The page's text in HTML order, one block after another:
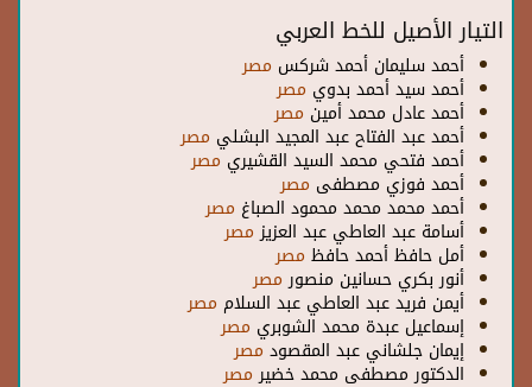
التيار الأصيل للخط العربي
أحمد سليمان أحمد شركس مصر
أحمد سيد أحمد بدوي مصر
أحمد عادل محمد أمين مصر
أحمد عبد الفتاح عبد المجيد البشلي مصر
أحمد فتحي محمد السيد القشيري مصر
أحمد فوزي مصطفى مصر
أحمد محمد محمد محمود الصباغ مصر
أسامة عبد العاطي عبد العزيز مصر
أمل حافظ أحمد حافظ مصر
أنور بكري حسانين منصور مصر
أيمن فريد عبد العاطي عبد السلام مصر
إسماعيل عبدة محمد الشوبري مصر
إيمان جلشاني عبد المقصود مصر
الدكتور مصطفى محمد خضيرمصر